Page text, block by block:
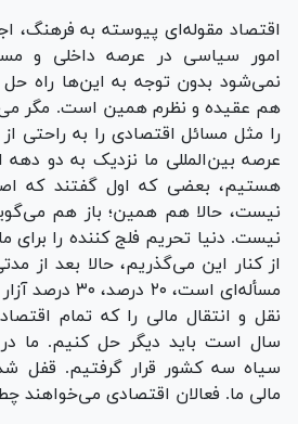
اقتصاد مقوله‌ای پیوسته به فرهنگ،
امور سیاسی در عرصه داخلی و
نمی‌شود بدون توجه به این‌ها راه حل
هم عقیده و نظرم همین است. مگر
را مثل مسائل اقتصادی را به راحتی
عرصه بین‌المللی ما نزدیک به دو
هستیم، بعضی که اول گفتند که
نیست، حالا هم همین؛ باز هم
نیست. دنیا تحریم فلج کننده را برای
از کنار این می‌گذریم، حالا بعد از
مسأله‌ای است، ۲۰
سیاه سه کشور قرار گرفتیم. قفل
مالی ما. فعالان اقتصادی می‌خواهند